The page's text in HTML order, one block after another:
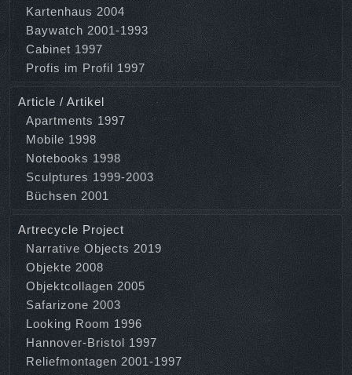
Kartenhaus 2004
Baywatch 2001-1993
Cabinet 1997
Profis im Profil 1997
Article / Artikel
Apartments 1997
Mobile 1998
Notebooks 1998
Sculptures 1999-2003
Büchsen 2001
Artrecycle Project
Narrative Objects 2019
Objekte 2008
Objektcollagen 2005
Safarizone 2003
Looking Room 1996
Hannover-Bristol 1997
Reliefmontagen 2001-1997